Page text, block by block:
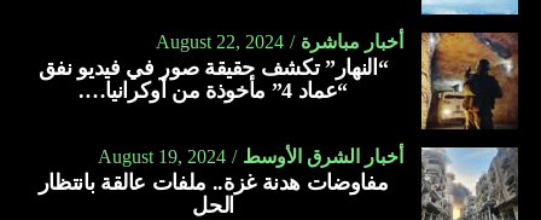
يعالج الصداع.
يمدّ الجسم بالنشاط والطاقة والحيوية.
يسهّل عملية الولادة الطبيعية.
يعمل على تقوية العظام والأسنان.
يعالج الجروح.
أخبار مباشرة August 22, 2024
“النهار” تكشف حقيقة صور في فيديو نفق
“عماد 4” مأخوذة من أوكرانيا….
أخبار الشرق الأوسط August 19, 2024
مفاوضات هدنة غزة.. ملفات عالقة بانتظار
الحل